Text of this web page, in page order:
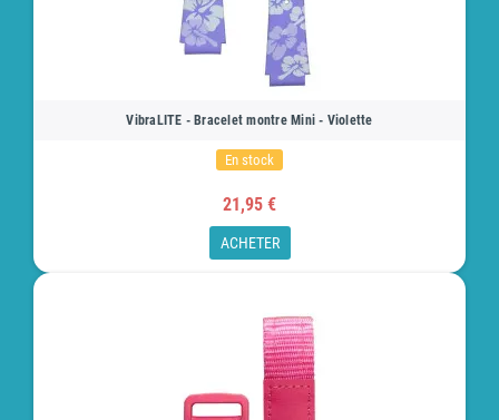
VibraLITE - Bracelet montre Mini - Violette
En stock
21,95 €
ACHETER